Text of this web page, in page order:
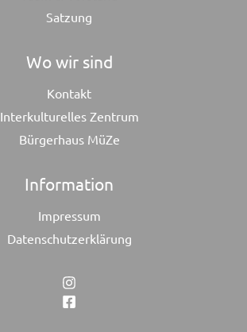
Satzung
Wo wir sind
Kontakt
Interkulturelles Zentrum
Bürgerhaus MüZe
Information
Impressum
Datenschutzerklärung